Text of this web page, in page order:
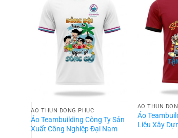
ÁO THUN ĐỒNG PHỤC
Áo Teambuilding Công Ty Sản
Xuất Công Nghiệp Đại Nam
ÁO THUN
Áo
Liệu Xây